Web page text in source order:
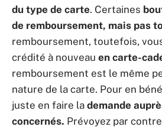
du type de carte. Certaines
de remboursement, mais pas
remboursement, toutefois,
crédité à nouveau en carte-
remboursement est le même
nature de la carte. Pour en
juste en faire la demande
concernés. Prévoyez par